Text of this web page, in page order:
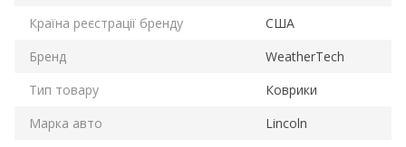
Країна реєстрації бренду
США
Бренд
WeatherTech
Тип товару
Коврики
Марка авто
Lincoln